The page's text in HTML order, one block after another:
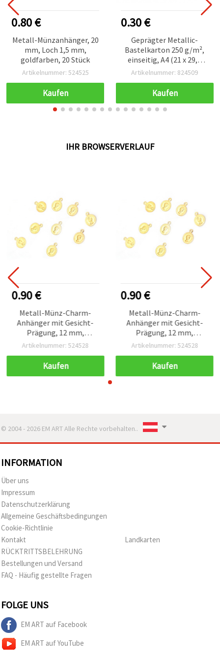
0.80 €
Metall-Münzanhänger, 20
mm, Loch 1,5 mm,
goldfarben, 20 Stück
Artikelnummer: 524525
Kaufen
0.30 €
Geprägter Metallic-
Bastelkarton 250 g/m²,
einseitig, A4 (21 x 29,7
cm), roségoldfarben – 1
Artikelnummer: 824509
Kaufen
IHR BROWSERVERLAUF
0.90 €
Metall-Münz-Charm-
Anhänger mit Gesicht-
Prägung, 12 mm,
goldfarben, mit
Artikelnummer: 524528
Kaufen
0.90 €
Metall-Münz-Charm-
Anhänger mit Gesicht-
Prägung, 12 mm,
goldfarben, mit
Artikelnummer: 524528
Kaufen
© 2004 - 2026 EM ART Alle Rechte vorbehalten..
INFORMATION
Über uns
Impressum
Datenschutzerklärung
Allgemeine Geschäftsbedingungen
Cookie-Richtlinie
Kontakt
RÜCKTRITTSBELEHRUNG
Bestellungen und Versand
FAQ - Häufig gestellte Fragen
Landkarten
FOLGE UNS
EM ART auf Facebook
EM ART auf YouTube